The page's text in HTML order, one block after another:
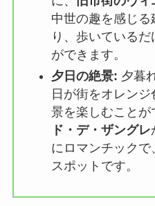
中世の趣を感じ
り、歩いている
ができます。
夕日の絶景: 夕暮
日が街をオレン
景を楽しむことが
ド・デ・ザングレ
にロマンチック
スポットです。